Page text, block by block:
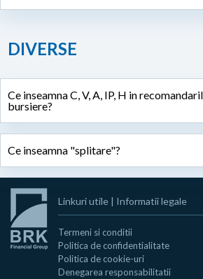
DIVERSE
Ce inseamna C, V, A, IP, H in
bursiere?
Ce inseamna "splitare"?
Linkuri utile | Informatii legale
Termeni si conditii
Politica de confidentialitate
Politica de cookie-uri
Denegarea responsabilitatii